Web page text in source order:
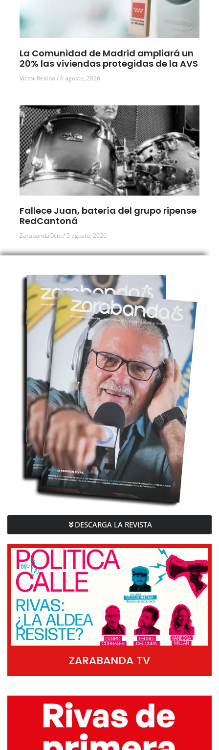
La Comunidad de Madrid ampliará un
20% las viviendas protegidas de la AVS
Víctor Reloba 6 agosto, 2026
Fallece Juan, batería del grupo ripense
RedCantoná
ZarabandaOcio 5 agosto, 2026
DESCARGA LA REVISTA
ZARABANDA TV